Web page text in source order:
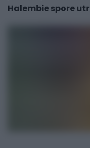
Halembie spore